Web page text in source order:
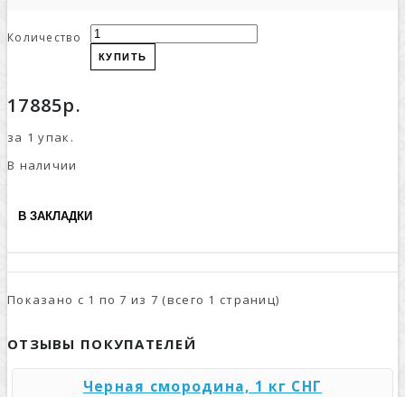
Количество
КУПИТЬ
17885р.
за 1 упак.
В наличии
В ЗАКЛАДКИ
Показано с 1 по 7 из 7 (всего 1 страниц)
ОТЗЫВЫ ПОКУПАТЕЛЕЙ
Черная смородина, 1 кг СНГ